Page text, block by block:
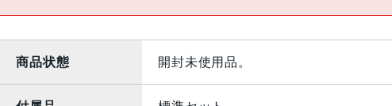
商品状態 開封未使用品。